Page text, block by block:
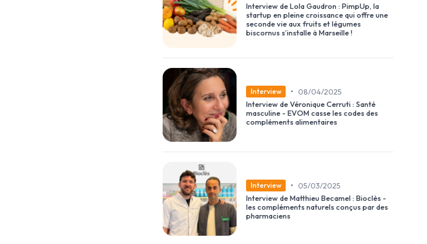
Interview de Lola Gaudron : PimpUp, la
startup en pleine croissance qui offre une
seconde vie aux fruits et légumes
biscornus s’installe à Marseille !
Interview •
08/04/2025
Interview de Véronique Cerruti : Santé
masculine - EVOM casse les codes des
compléments alimentaires
Interview •
05/03/2025
Interview de Matthieu Becamel : Bioclès -
les compléments naturels conçus par des
pharmaciens